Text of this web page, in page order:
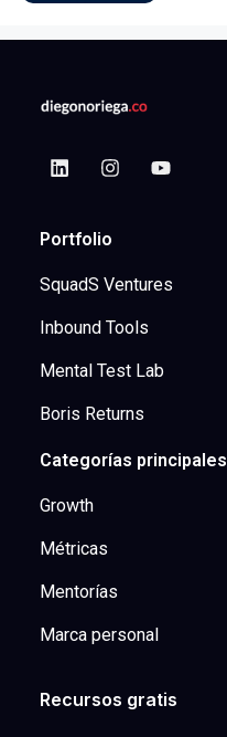
Portfolio
SquadS Ventures
Inbound Tools
Mental Test Lab
Boris Returns
Categorías principales
Growth
Métricas
Mentorías
Marca personal
Recursos gratis